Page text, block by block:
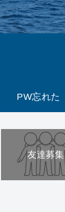
PW忘れた
友達募集